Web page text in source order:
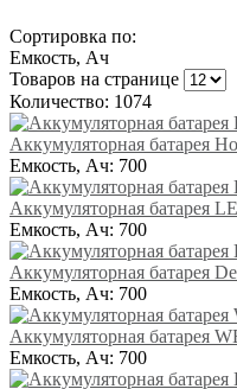
Сортировка по:
Емкость, Ач
Товаров на странице
Количество: 1074
Аккумуляторная батарея
Емкость, Ач: 700
Аккумуляторная батарея
Емкость, Ач: 700
Аккумуляторная батарея
Емкость, Ач: 700
Аккумуляторная батарея
Емкость, Ач: 700